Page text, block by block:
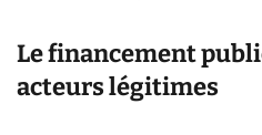
Le financement
acteurs légitimes